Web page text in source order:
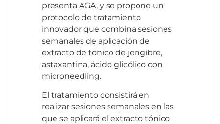
presenta AGA, y se propone un
protocolo de tratamiento
innovador que combina sesiones
semanales de aplicación de
extracto de tónico de jengibre,
astaxantina, ácido glicólico con
microneedling.
El tratamiento consistirá en
realizar sesiones semanales en las
que se aplicará el extracto tónico